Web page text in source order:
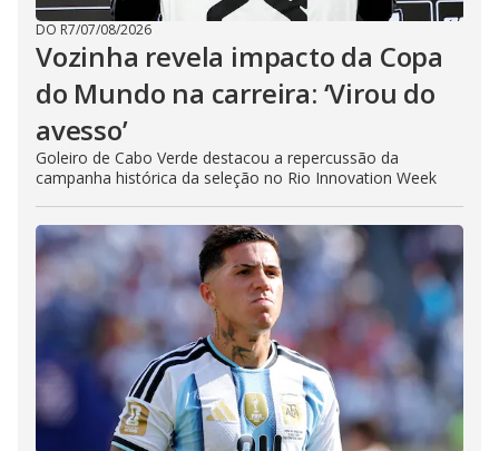
DO R7/07/08/2026
Vozinha revela impacto da Copa
do Mundo na carreira: ‘Virou do
avesso’
Goleiro de Cabo Verde destacou a repercussão da
campanha histórica da seleção no Rio Innovation Week